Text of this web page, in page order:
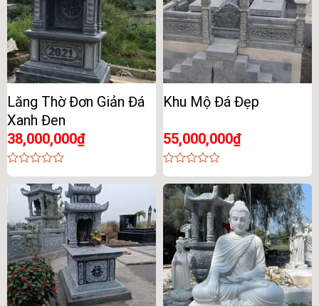
Lăng Thờ Đơn Giản Đá
Xanh Đen
38,000,000₫
0
out
Khu Mộ Đá Đẹp
55,000,000₫
0
out
of
5